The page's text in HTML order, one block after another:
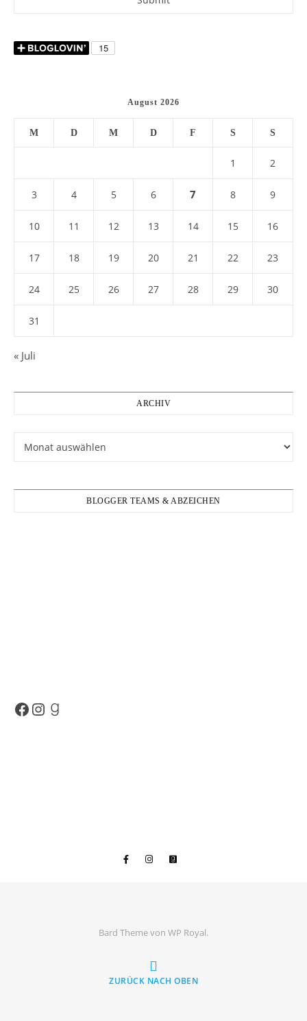
August 2026
M D M D F S S
1 2
3 4 5 6 7 8 9
10 11 12 13 14 15 16
17 18 19 20 21 22 23
24 25 26 27 28 29 30
31
« Juli
ARCHIV
BLOGGER TEAMS & ABZEICHEN
Facebook
Instagram
Goodreads
Bard Theme von WP Royal.
ZURÜCK NACH OBEN